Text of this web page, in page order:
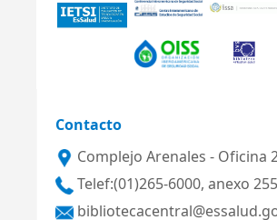
Contacto
Complejo Arenales - Oficina
Telef:(01)265-6000, anexo